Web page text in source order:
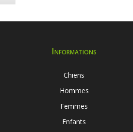
Informations
Chiens
Hommes
Femmes
Enfants